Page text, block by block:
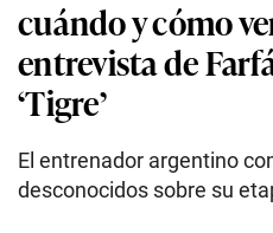
cuándo y cómo
entrevista de
‘Tigre’
El entrenador argentino
desconocidos sobre su